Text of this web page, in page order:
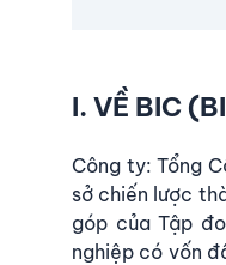
I. VỀ BIC
Công ty: Tổng
sở chiến lược
góp của Tập
nghiệp có vốn